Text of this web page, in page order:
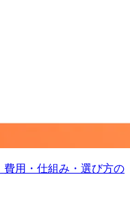
用・仕組み・選び方の